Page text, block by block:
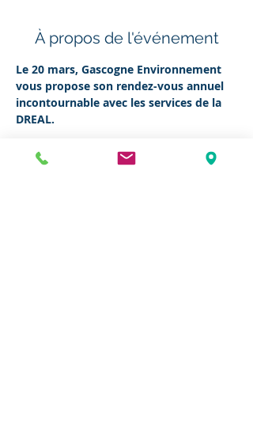
À propos de l'événement
Le 20 mars, Gascogne Environnement
vous propose son rendez-vous annuel
incontournable avec les services de la
DREAL.
Sébastien MOUNIER, Chef de l'unité
départementale de la DREAL